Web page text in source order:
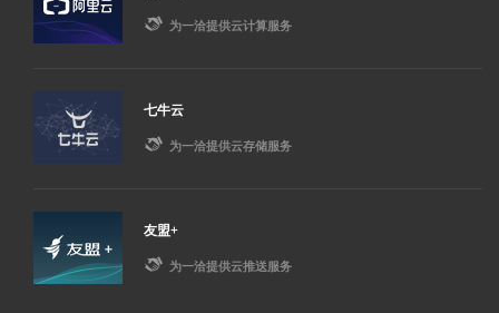
 为一洽提供云计算服务
七牛云
 为一洽提供云存储服务
友盟+
 为一洽提供云推送服务